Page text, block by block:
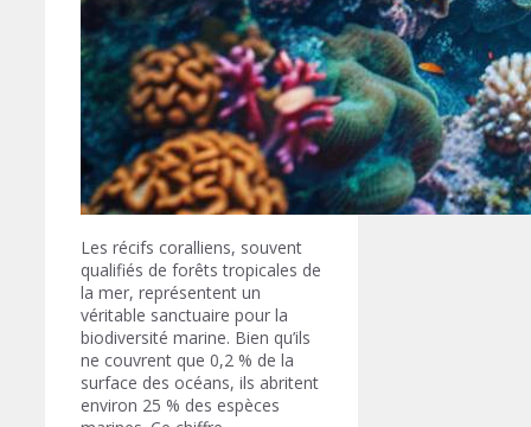
Les récifs coralliens, souvent
qualifiés de forêts tropicales de
la mer, représentent un
véritable sanctuaire pour la
biodiversité marine. Bien qu’ils
ne couvrent que 0,2 % de la
surface des océans, ils abritent
environ 25 % des espèces